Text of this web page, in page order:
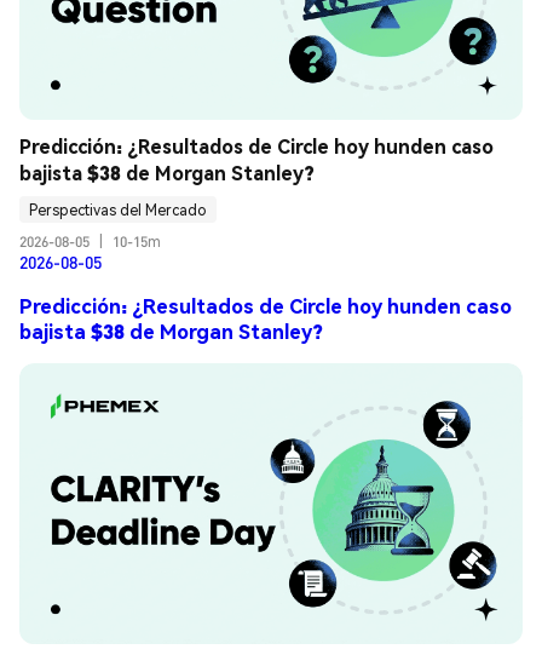
Predicción: ¿Resultados de Circle hoy hunden caso
bajista $38 de Morgan Stanley?
Perspectivas del Mercado
2026-08-05
10-15m
2026-08-05
Predicción: ¿Resultados de Circle hoy hunden caso
bajista $38 de Morgan Stanley?